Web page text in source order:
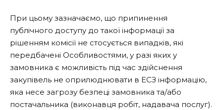
При цьому зазначаємо, що припинення
публічного доступу до такої інформації за
рішенням комісії не стосується випадків, які
передбачені Особливостями, у разі яких у
замовника є можливість під час здійснення
закупівель не оприлюднювати в ЕСЗ інформацію,
яка несе загрозу безпеці замовника та/або
постачальника (виконавця робіт, надавача послуг).